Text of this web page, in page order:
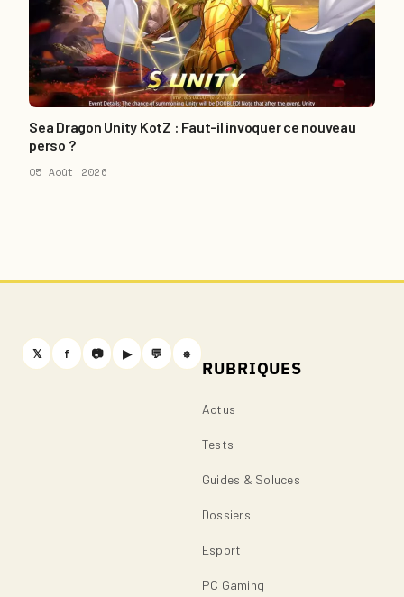
Sea Dragon Unity KotZ : Faut-il invoquer ce nouveau
perso ?
05 Août 2026
𝕏 f 📷 ▶ 💬 ⎈
RUBRIQUES
Actus
Tests
Guides & Soluces
Dossiers
Esport
PC Gaming